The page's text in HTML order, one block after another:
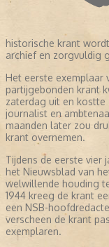
historische krant
archief en zorgvuldig
Het eerste exemplaar
partijgebonden krant
zaterdag uit en kostte
journalist en
maanden later zou
krant overnemen.
Tijdens de eerste vier
het Nieuwsblad van
welwillende houding
1944 kreeg de krant
een NSB-
verscheen de krant
exemplaren.